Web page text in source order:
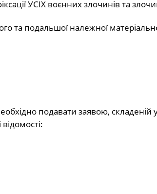
УСІХ воєнних злочинів та
та подальшої належної
подавати заявою,